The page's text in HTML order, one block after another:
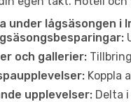
under lågsäsongen i
och gallerier:
Koppla
upplevelser: Delta